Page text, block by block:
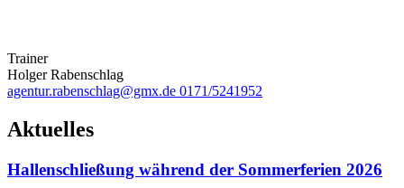
Trainer
Holger Rabenschlag
agentur.rabenschlag@gmx.de 0171/5241952
Aktuelles
Hallenschließung während der Sommerferien 2026